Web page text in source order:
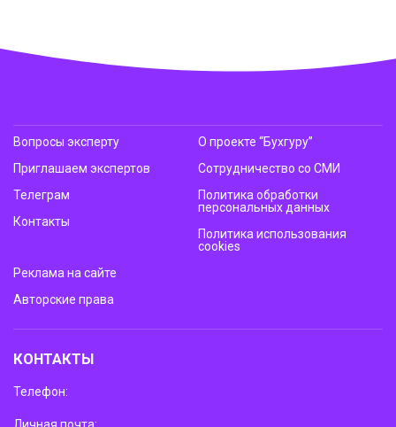
Вопросы эксперту
Приглашаем экспертов
Телеграм
Контакты
О проекте “Бухгуру”
Сотрудничество со СМИ
Политика обработки
персональных данных
Политика использования
cookies
Реклама на сайте
Авторские права
КОНТАКТЫ
Телефон: